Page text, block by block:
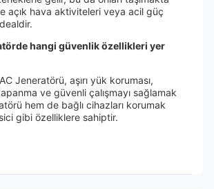
açık hava aktiviteleri veya acil güç
hangi güvenlik özellikleri yer
Jeneratörü, aşırı yük koruması,
ve güvenli çalışmayı sağlamak
hem de bağlı cihazları korumak
gibi özelliklere sahiptir.